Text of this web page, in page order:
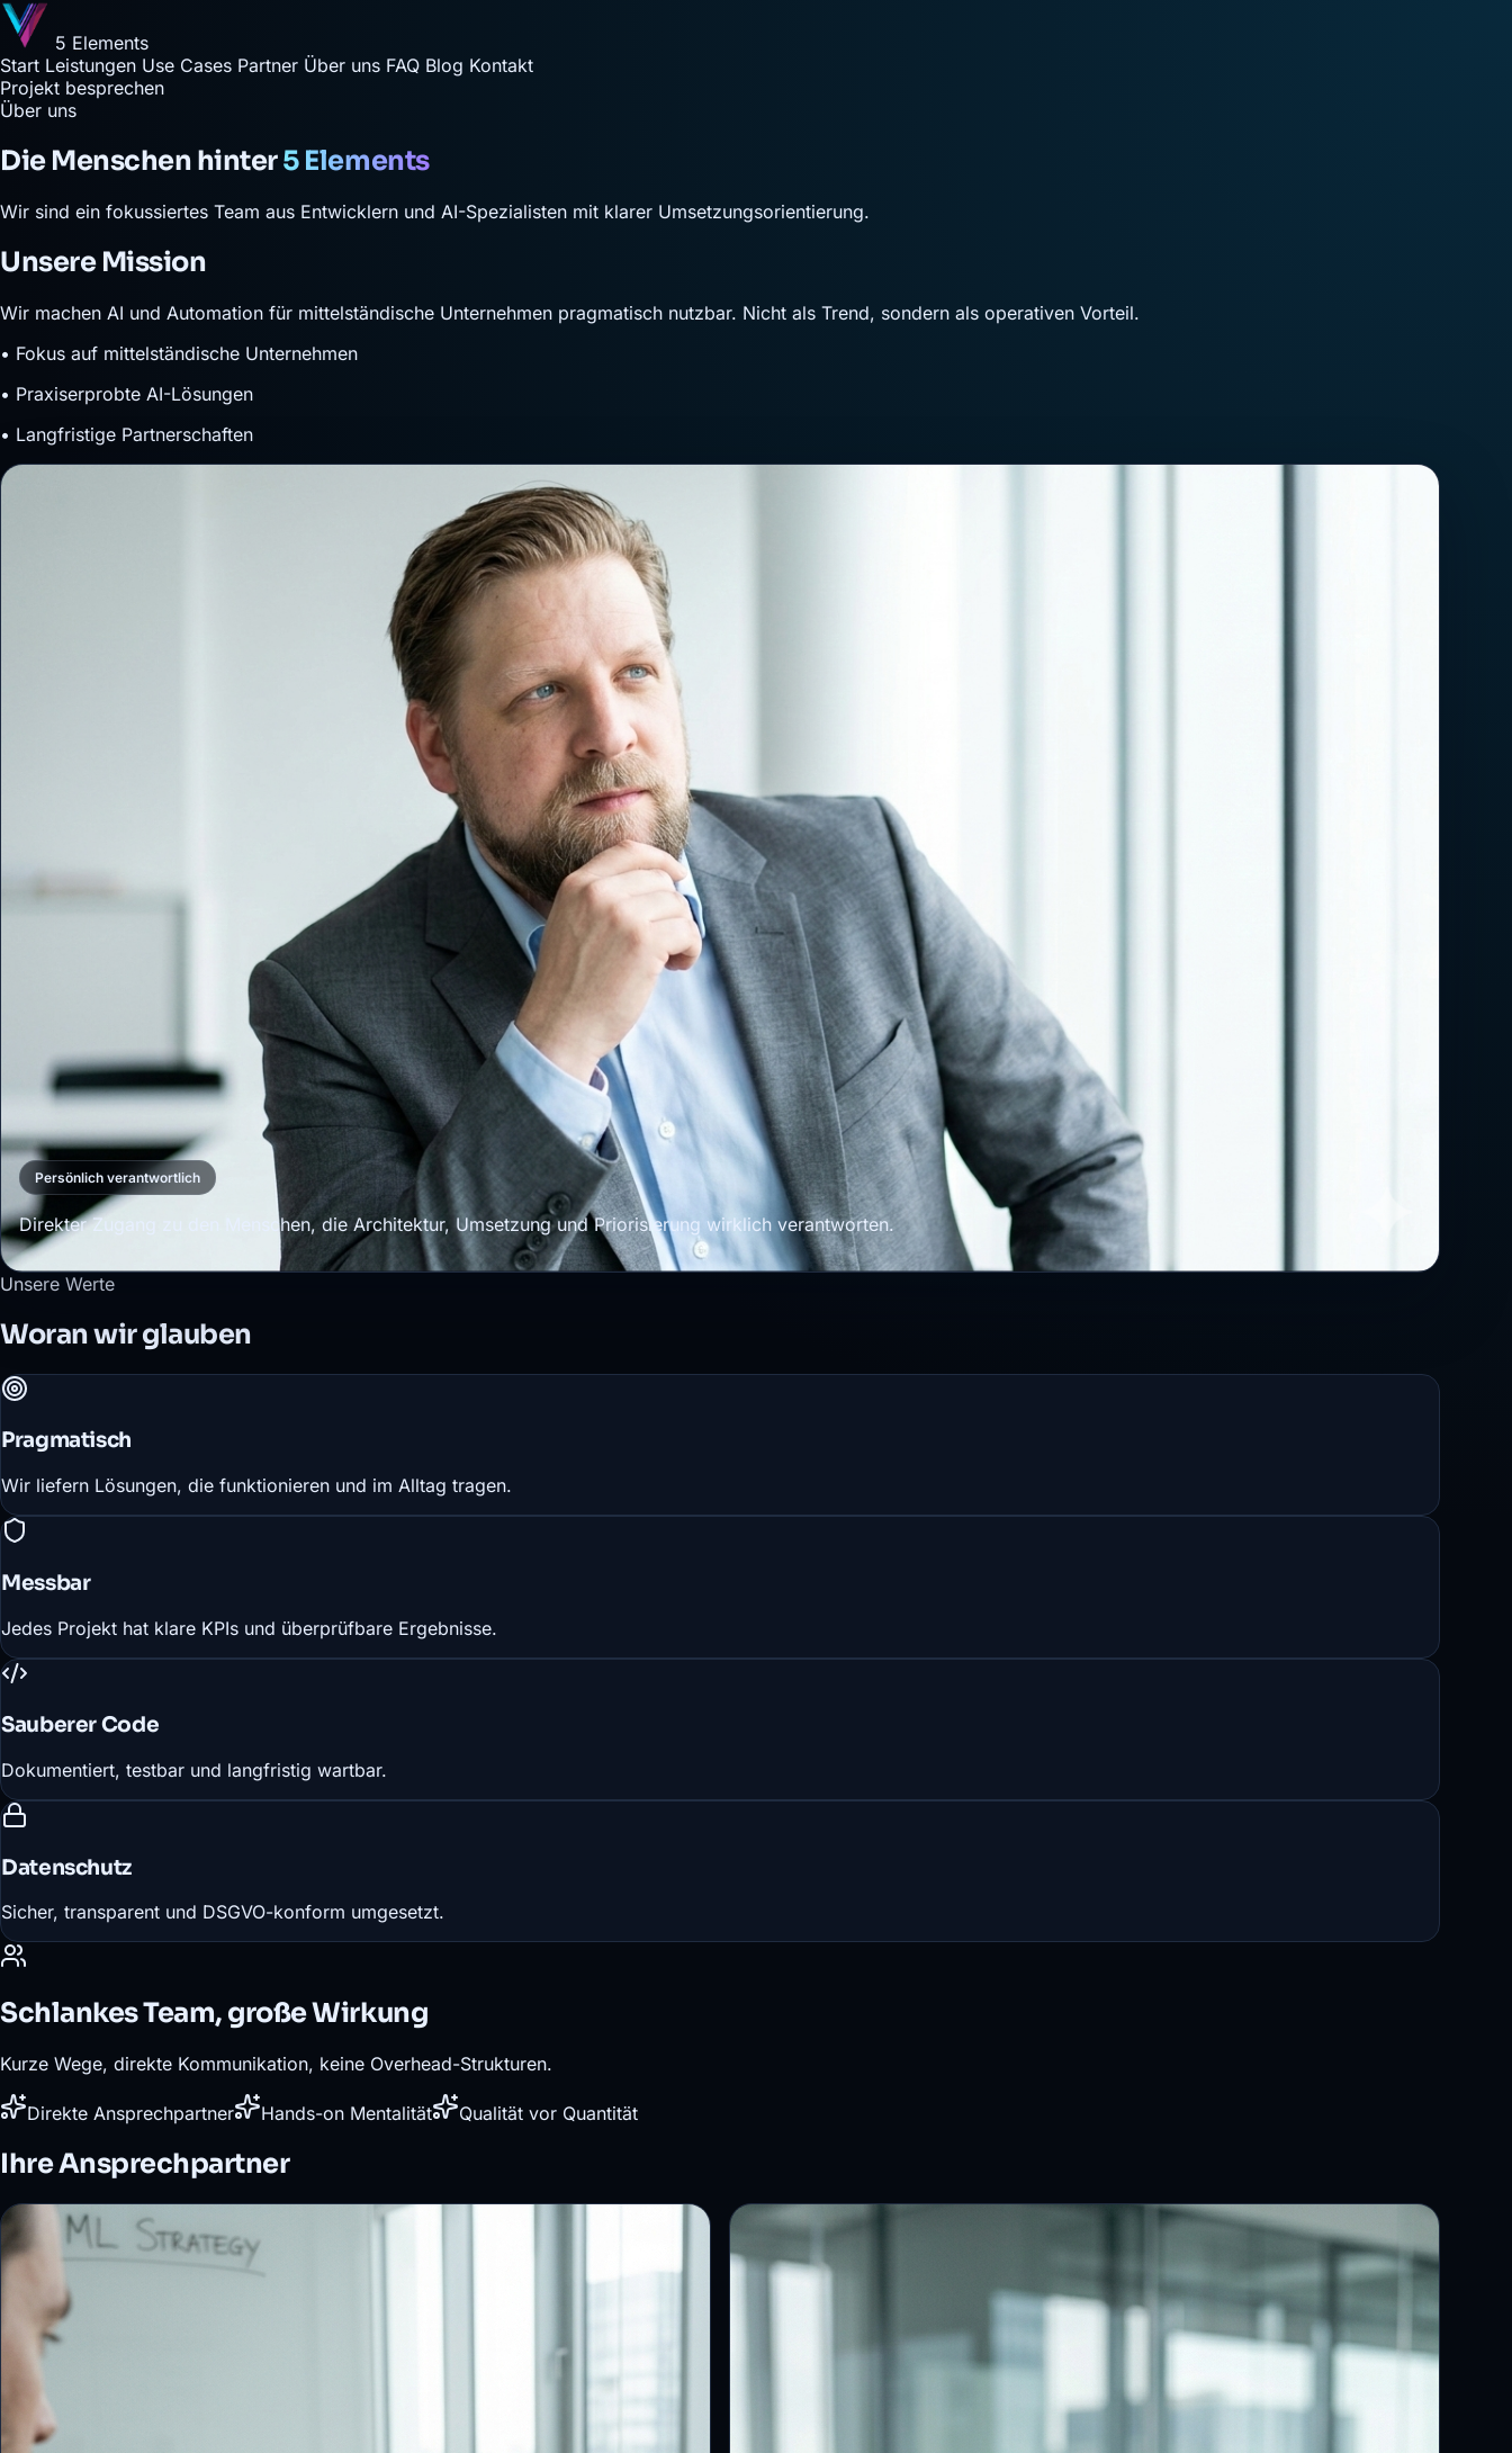
5 Elements
Start Leistungen Use Cases Partner Über uns FAQ Blog Kontakt
Projekt besprechen
Über uns
Die Menschen hinter5 Elements
Wir sind ein fokussiertes Team aus Entwicklern und AI-Spezialisten mit klarer Umsetzungsorientierung.
Unsere Mission
Wir machen AI und Automation für mittelständische Unternehmen pragmatisch nutzbar. Nicht als Trend, sondern als operativen Vorteil.
• Fokus auf mittelständische Unternehmen
• Praxiserprobte AI-Lösungen
• Langfristige Partnerschaften
Persönlich verantwortlich
Direkter Zugang zu den Menschen, die Architektur, Umsetzung und Priorisierung wirklich verantworten.
Unsere Werte
Woran wir glauben
Pragmatisch
Wir liefern Lösungen, die funktionieren und im Alltag tragen.
Messbar
Jedes Projekt hat klare KPIs und überprüfbare Ergebnisse.
Sauberer Code
Dokumentiert, testbar und langfristig wartbar.
Datenschutz
Sicher, transparent und DSGVO-konform umgesetzt.
Schlankes Team, große Wirkung
Kurze Wege, direkte Kommunikation, keine Overhead-Strukturen.
Direkte Ansprechpartner Hands-on Mentalität Qualität vor Quantität
Ihre Ansprechpartner